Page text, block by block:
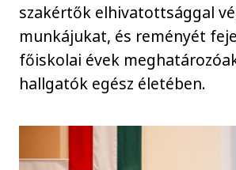
szakértők elhivatottsággal
munkájukat, és reményét
főiskolai évek
hallgatók egész életében.